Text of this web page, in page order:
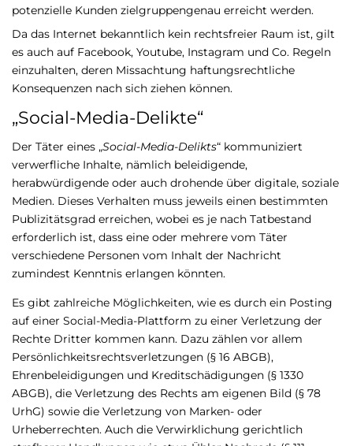
potenzielle Kunden zielgruppengenau erreicht werden.
Da das Internet bekanntlich kein rechtsfreier Raum ist, gilt
es auch auf Facebook, Youtube, Instagram und Co. Regeln
einzuhalten, deren Missachtung haftungsrechtliche
Konsequenzen nach sich ziehen können.
„Social-Media-Delikte“
Der Täter eines „Social-Media-Delikts“ kommuniziert
verwerfliche Inhalte, nämlich beleidigende,
herabwürdigende oder auch drohende über digitale, soziale
Medien. Dieses Verhalten muss jeweils einen bestimmten
Publizitätsgrad erreichen, wobei es je nach Tatbestand
erforderlich ist, dass eine oder mehrere vom Täter
verschiedene Personen vom Inhalt der Nachricht
zumindest Kenntnis erlangen könnten.
Es gibt zahlreiche Möglichkeiten, wie es durch ein Posting
auf einer Social-Media-Plattform zu einer Verletzung der
Rechte Dritter kommen kann. Dazu zählen vor allem
Persönlichkeitsrechtsverletzungen (§ 16 ABGB),
Ehrenbeleidigungen und Kreditschädigungen (§ 1330
ABGB), die Verletzung des Rechts am eigenen Bild (§ 78
UrhG) sowie die Verletzung von Marken- oder
Urheberrechten. Auch die Verwirklichung gerichtlich